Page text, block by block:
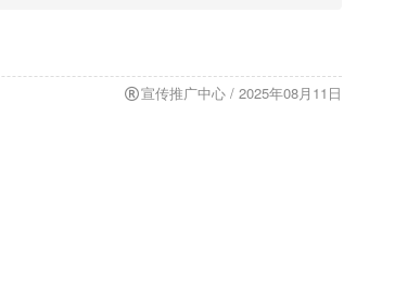
宣传推广中心 / 2025年08月11日